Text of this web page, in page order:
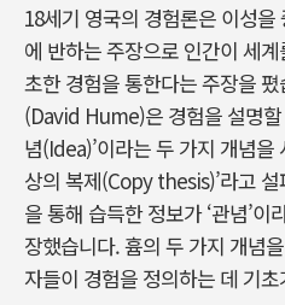
18세기 영국의 경험론은 이성
에 반하는 주장으로 인간이 세
초한 경험을 통한다는 주장을
(David Hume)은 경험을 설명
념(Idea)’이라는 두 가지 개념을
상의 복제(Copy thesis)’라고
을 통해 습득한 정보가 ‘관념’
장했습니다. 흄의 두 가지 개념
자들이 경험을 정의하는 데 기